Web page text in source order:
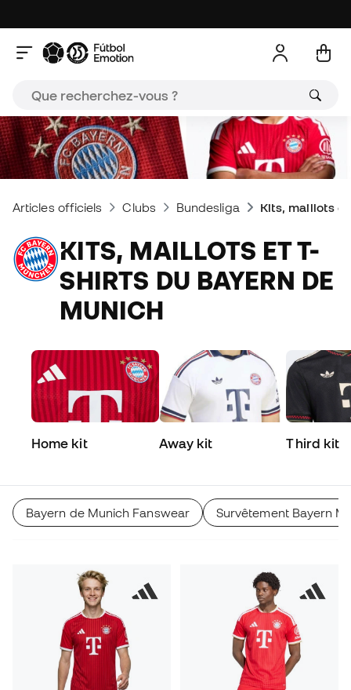
Articles officiels Clubs Bundesliga Kits, maillots
KITS, MAILLOTS ET T-
SHIRTS DU BAYERN DE
MUNICH
Home kit Away kit Third kit
Bayern de Munich Fanswear Survêtement Bayern